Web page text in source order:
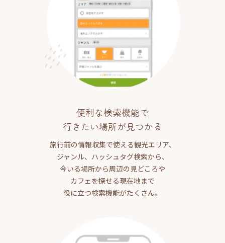
便利な検索機能で
行きたい場所が見つかる
旅行前の情報収集で使える観光エリア、
ジャンル、ハッシュタグ検索から、
今いる場所から周辺の見どころや
カフェを探せる現在地まで
役に立つ検索機能がたくさん。